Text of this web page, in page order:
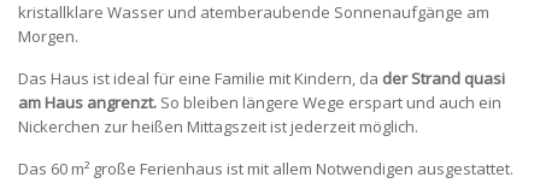
kristallklare Wasser und atemberaubende Sonnenaufgänge am
Morgen.
Das Haus ist ideal für eine Familie mit Kindern, da der Strand quasi
am Haus angrenzt. So bleiben längere Wege erspart und auch ein
Nickerchen zur heißen Mittagszeit ist jederzeit möglich.
Das 60 m² große Ferienhaus ist mit allem Notwendigen ausgestattet.